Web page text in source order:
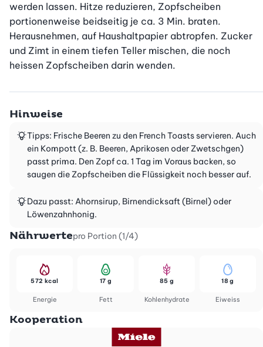
werden lassen. Hitze reduzieren, Zopfscheiben
portionenweise beidseitig je ca. 3 Min. braten.
Herausnehmen, auf Haushaltpapier abtropfen. Zucker
und Zimt in einem tiefen Teller mischen, die noch
heissen Zopfscheiben darin wenden.
Hinweise
Tipps: Frische Beeren zu den French Toasts servieren. Auch
ein Kompott (z. B. Beeren, Aprikosen oder Zwetschgen)
passt prima. Den Zopf ca. 1 Tag im Voraus backen, so
saugen die Zopfscheiben die Flüssigkeit noch besser auf.
Dazu passt: Ahornsirup, Birnendicksaft (Birnel) oder
Löwenzahnhonig.
Nährwertepro Portion (1/4)
Energie
572 kcal
Fett
17 g
Kohlenhydrate
85 g
Eiweiss
18 g
Kooperation